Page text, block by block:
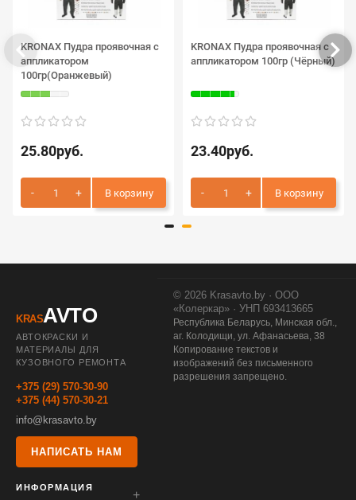
KRONAX Пудра проявочная с
аппликатором
100гр(Оранжевый)
25.80руб.
В корзину
KRONAX Пудра проявочная с
аппликатором 100гр (Чёрный)
23.40руб.
В корзину
KRASAVTO
АВТОКРАСКИ И
МАТЕРИАЛЫ ДЛЯ
КУЗОВНОГО РЕМОНТА
+375 (29) 570-30-90
+375 (44) 570-30-21
info@krasavto.by
НАПИСАТЬ НАМ
ИНФОРМАЦИЯ
© 2026 Krasavto.by · ООО
«Колеркар» · УНП 693413665
Республика Беларусь, Минская обл.,
аг. Колодищи, ул. Афанасьева, 38
Копирование текстов и
изображений без письменного
разрешения запрещено.